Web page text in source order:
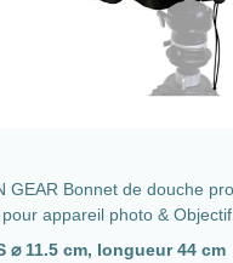
GEAR Bonnet de douche
appareil photo & Objectif
44 cm
S ⌀ 11.5 cm, longueur 44 cm